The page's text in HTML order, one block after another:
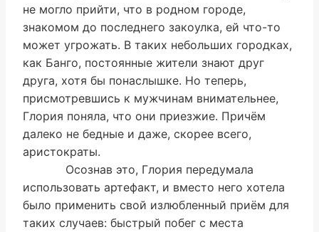
не могло прийти, что в родном городе,
знакомом до последнего закоулка, ей что-то
может угрожать. В таких небольших городках,
как Банго, постоянные жители знают друг
друга, хотя бы понаслышке. Но теперь,
присмотревшись к мужчинам внимательнее,
Глория поняла, что они приезжие. Причём
далеко не бедные и даже, скорее всего,
аристократы.
Осознав это, Глория передумала
использовать артефакт, и вместо него хотела
было применить свой излюбленный приём для
таких случаев: быстрый побег с места